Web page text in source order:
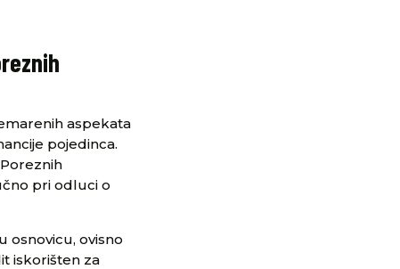
aspekata
pojedinca.
pri odluci o
osnovicu, ovisno
iskorišten za